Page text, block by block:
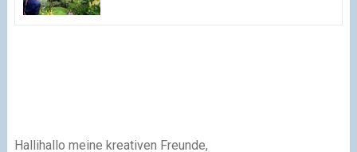
Hallihallo meine kreativen Freunde,